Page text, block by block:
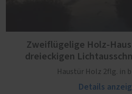
Zweiflügelige Holz-
dreieckigen
Haustür Holz 2flg. in
Details